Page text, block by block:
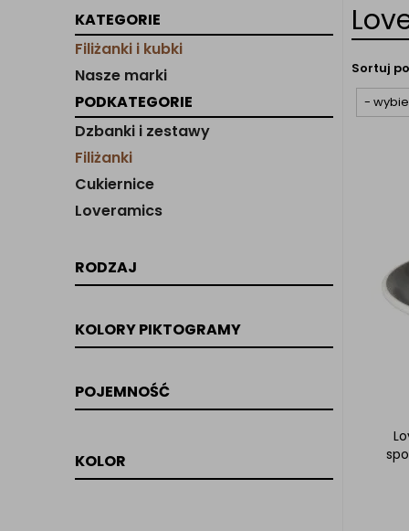
KATEGORIE
Filiżanki i kubki
Nasze marki
PODKATEGORIE
Dzbanki i zestawy
Filiżanki
Cukiernice
Loveramics
RODZAJ
KOLORY PIKTOGRAMY
POJEMNOŚĆ
KOLOR
Sortuj